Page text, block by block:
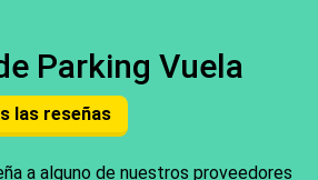
Parking Vuela
las reseñas
a alguno de nuestros proveedores